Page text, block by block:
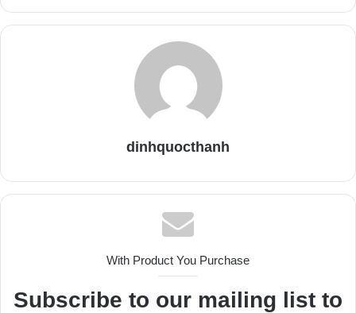
dinhquocthanh
With Product You Purchase
Subscribe to our mailing list to